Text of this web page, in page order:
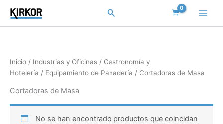
contenido
Buscar
Inicio / Industrias y Oficinas / Gastronomía y
Hotelería / Equipamiento de Panadería / Cortadoras de Masa
Cortadoras de Masa
No se han encontrado productos que coincidan